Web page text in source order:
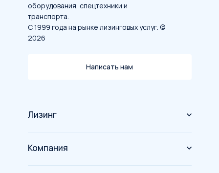
оборудования, спецтехники и
транспорта.
С 1999 года на рынке лизинговых услуг. ©
2026
Написать нам
Лизинг
Оборудование
Спецтехника
Грузовой транспорт
Компания
О компании